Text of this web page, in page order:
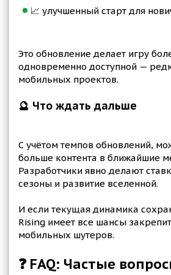
📈 улучшенный старт для
Это обновление делает игру
одновременно доступной —
мобильных проектов.
🔮 Что ждать дальше
С учётом темпов обновлений,
больше контента в ближайшие
Разработчики явно делают
сезоны и развитие вселенной.
И если текущая динамика
Rising имеет все шансы
мобильных шутеров.
❓ FAQ: Частые